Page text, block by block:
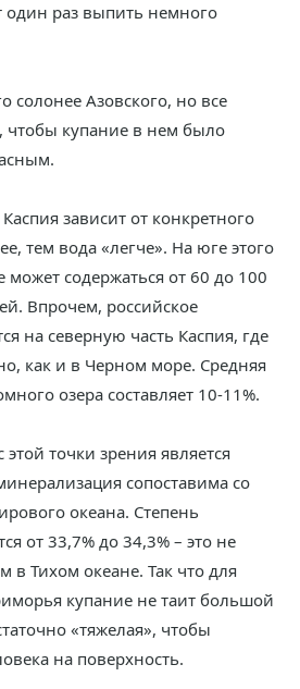
раз выпить немного
солонее Азовского, но все
чтобы купание в нем было
зависит от конкретного
тем вода «легче». На юге этого
содержаться от 60 до 100
Впрочем, российское
на северную часть Каспия, где
как и в Черном море. Средняя
озера составляет 10-11%.
точки зрения является
сопоставима со
океана. Степень
от 33,7% до 34,3% – это не
Тихом океане. Так что для
купание не таит большой
«тяжелая», чтобы
на поверхность.